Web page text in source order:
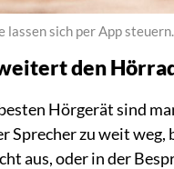
sich per App steuern.
den
Hörgerät sind
Sprecher zu weit
aus, oder in der